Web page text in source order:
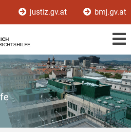
justiz.gv.at bmj.gv.at